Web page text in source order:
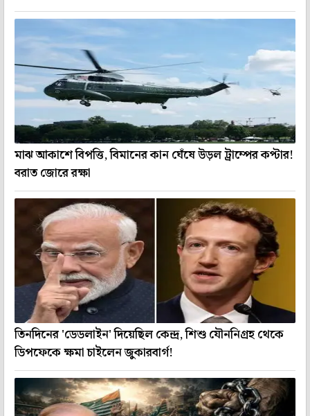
মাঝ আকাশে বিপত্তি, বিমানের কান ঘেঁষে উড়ল ট্রাম্পের কপ্টার!
বরাত জোরে রক্ষা
তিনদিনের 'ডেডলাইন' দিয়েছিল কেন্দ্র, শিশু যৌননিগ্রহ থেকে
ডিপফেকে ক্ষমা চাইলেন জুকারবার্গ!